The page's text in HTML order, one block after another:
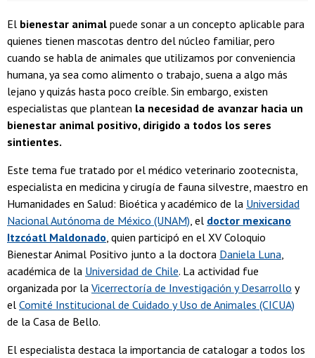
El bienestar animal puede sonar a un concepto aplicable para
quienes tienen mascotas dentro del núcleo familiar, pero
cuando se habla de animales que utilizamos por conveniencia
humana, ya sea como alimento o trabajo, suena a algo más
lejano y quizás hasta poco creíble. Sin embargo, existen
especialistas que plantean la necesidad de avanzar hacia un
bienestar animal positivo, dirigido a todos los seres
sintientes.
Este tema fue tratado por el médico veterinario zootecnista,
especialista en medicina y cirugía de fauna silvestre, maestro en
Humanidades en Salud: Bioética y académico de la Universidad
Nacional Autónoma de México (UNAM), el doctor mexicano
Itzcóatl Maldonado, quien participó en el XV Coloquio
Bienestar Animal Positivo junto a la doctora Daniela Luna,
académica de la Universidad de Chile. La actividad fue
organizada por la Vicerrectoría de Investigación y Desarrollo y
el Comité Institucional de Cuidado y Uso de Animales (CICUA)
de la Casa de Bello.
El especialista destaca la importancia de catalogar a todos los